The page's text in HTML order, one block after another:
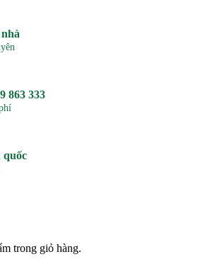
863 333
quốc
trong giỏ hàng.